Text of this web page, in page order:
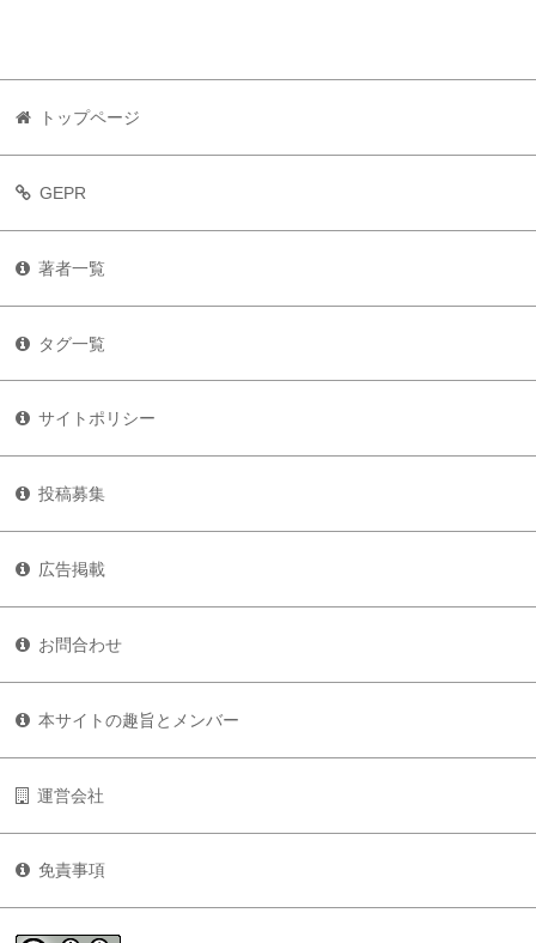
トップページ
GEPR
著者一覧
タグ一覧
サイトポリシー
投稿募集
広告掲載
お問合わせ
本サイトの趣旨とメンバー
運営会社
免責事項